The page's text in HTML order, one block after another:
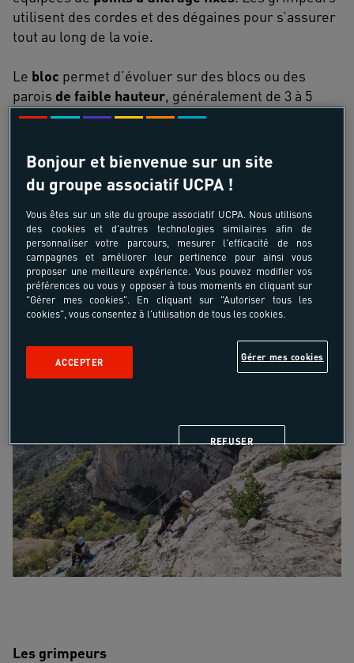
utilisent des cordes et des dégaines pour s’assurer
tout au long de la voie.
Le bloc permet d’évoluer sur des blocs ou des
parois de faible hauteur, généralement de 3 à 5
mètres, avecdes mouvements courts mais
mais des matelas de protection assurent leur
sécurité en cas de chute.
L’escalade en grandes voies consiste à grimper des
parois rocheuses de plusieurs longueurs de corde
avecdes relais intermédiairesetdes protections
fixes ou amoviblesselon la voie. Elle demande une
bonneendurance, uneplanificationminutieuse et
descompétencestechniquesen gestion de la
Les grimpeurs
Bonjour et bienvenue sur un site
du groupe associatif UCPA !
Vous êtes sur un site du groupe associatif UCPA. Nous utilisons
des cookies et d'autres technologies similaires afin de
personnaliser votre parcours, mesurer l'efficacité de nos
campagnes et améliorer leur pertinence pour ainsi vous
proposer une meilleure expérience. Vous pouvez modifier vos
préférences ou vous y opposer à tous moments en cliquant sur
"Gérer mes cookies". En cliquant sur "Autoriser tous les
cookies", vous consentez à l'utilisation de tous les cookies.
Gérer mes cookies
REFUSER
ACCEPTER